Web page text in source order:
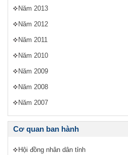
Năm 2013
Năm 2012
Năm 2011
Năm 2010
Năm 2009
Năm 2008
Năm 2007
Cơ quan ban hành
Hội đồng nhân dân tỉnh